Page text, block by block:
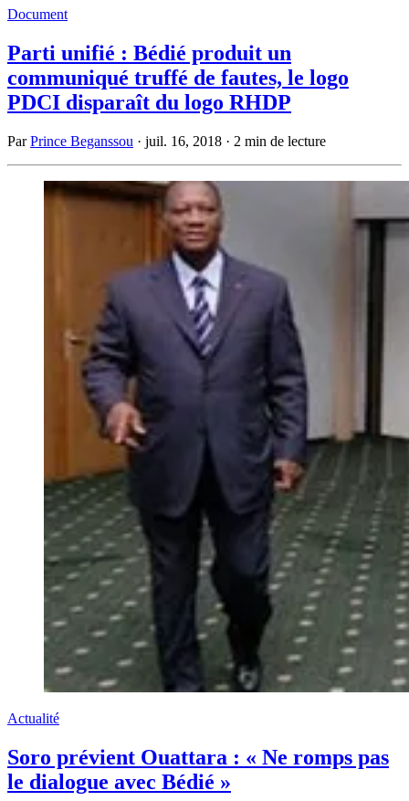
Document
Parti unifié : Bédié produit un
communiqué truffé de fautes, le logo
PDCI disparaît du logo RHDP
ParPrince Beganssou · juil. 16, 2018 · 2 min de lecture
Actualité
Soro prévient Ouattara : « Ne romps pas
le dialogue avec Bédié »